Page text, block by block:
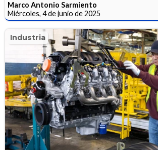
Marco Antonio Sarmiento
Miércoles, 4 de junio de 2025
Industria